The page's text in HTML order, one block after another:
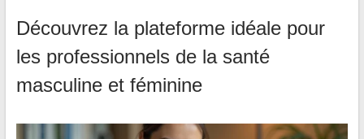
Découvrez la plateforme idéale pour
les professionnels de la santé
masculine et féminine